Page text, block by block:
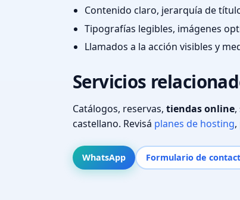
Contenido claro, jerarquía de
Tipografías legibles, imágenes
Llamados a la acción visibles y
Servicios
Catálogos, reservas, tiendas online
castellano. Revisá planes de hosting,
WhatsApp Formulario de